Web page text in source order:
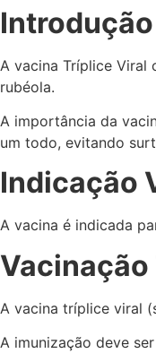
Introdução
A vacina Tríplice Viral
rubéola.
A importância da
um todo, evitando
Indicação
A vacina é indicada
A vacina tríplice viral
A imunização deve